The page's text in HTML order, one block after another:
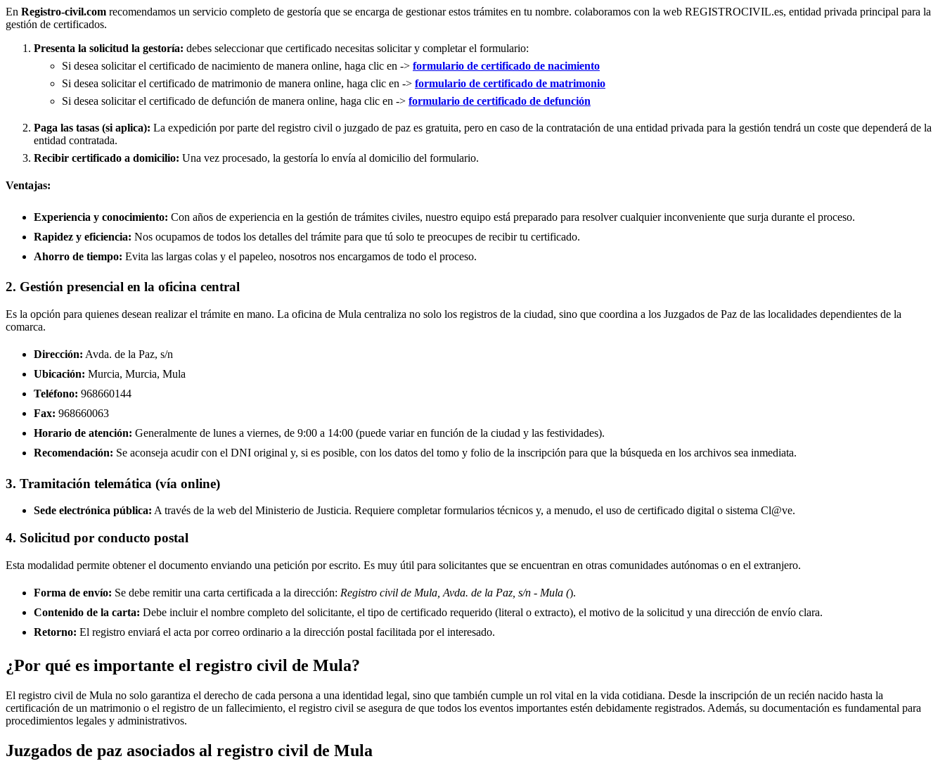
En Registro-civil.com recomendamos un servicio completo de gestoría que se encarga de gestionar estos trámites en tu nombre. colaboramos con la web REGISTROCIVIL.es, entidad privada principal para la
gestión de certificados.
Presenta la solicitud la gestoría: debes seleccionar que certificado necesitas solicitar y completar el formulario:
Si desea solicitar el certificado de nacimiento de manera online, haga clic en -> formulario de certificado de nacimiento
Si desea solicitar el certificado de matrimonio de manera online, haga clic en -> formulario de certificado de matrimonio
Si desea solicitar el certificado de defunción de manera online, haga clic en -> formulario de certificado de defunción
Paga las tasas (si aplica): La expedición por parte del registro civil o juzgado de paz es gratuita, pero en caso de la contratación de una entidad privada para la gestión tendrá un coste que dependerá de la
entidad contratada.
Recibir certificado a domicilio: Una vez procesado, la gestoría lo envía al domicilio del formulario.
Ventajas:
Experiencia y conocimiento: Con años de experiencia en la gestión de trámites civiles, nuestro equipo está preparado para resolver cualquier inconveniente que surja durante el proceso.
Rapidez y eficiencia: Nos ocupamos de todos los detalles del trámite para que tú solo te preocupes de recibir tu certificado.
Ahorro de tiempo: Evita las largas colas y el papeleo, nosotros nos encargamos de todo el proceso.
2. Gestión presencial en la oficina central
Es la opción para quienes desean realizar el trámite en mano. La oficina de Mula centraliza no solo los registros de la ciudad, sino que coordina a los Juzgados de Paz de las localidades dependientes de la
comarca.
Dirección: Avda. de la Paz, s/n
Ubicación: Murcia, Murcia, Mula
Teléfono: 968660144
Fax: 968660063
Horario de atención: Generalmente de lunes a viernes, de 9:00 a 14:00 (puede variar en función de la ciudad y las festividades).
Recomendación: Se aconseja acudir con el DNI original y, si es posible, con los datos del tomo y folio de la inscripción para que la búsqueda en los archivos sea inmediata.
3. Tramitación telemática (vía online)
Sede electrónica pública: A través de la web del Ministerio de Justicia. Requiere completar formularios técnicos y, a menudo, el uso de certificado digital o sistema Cl@ve.
4. Solicitud por conducto postal
Esta modalidad permite obtener el documento enviando una petición por escrito. Es muy útil para solicitantes que se encuentran en otras comunidades autónomas o en el extranjero.
Forma de envío: Se debe remitir una carta certificada a la dirección: Registro civil de Mula, Avda. de la Paz, s/n - Mula ().
Contenido de la carta: Debe incluir el nombre completo del solicitante, el tipo de certificado requerido (literal o extracto), el motivo de la solicitud y una dirección de envío clara.
Retorno: El registro enviará el acta por correo ordinario a la dirección postal facilitada por el interesado.
¿Por qué es importante el registro civil de Mula?
El registro civil de Mula no solo garantiza el derecho de cada persona a una identidad legal, sino que también cumple un rol vital en la vida cotidiana. Desde la inscripción de un recién nacido hasta la
certificación de un matrimonio o el registro de un fallecimiento, el registro civil se asegura de que todos los eventos importantes estén debidamente registrados. Además, su documentación es fundamental para
procedimientos legales y administrativos.
Juzgados de paz asociados al registro civil de Mula